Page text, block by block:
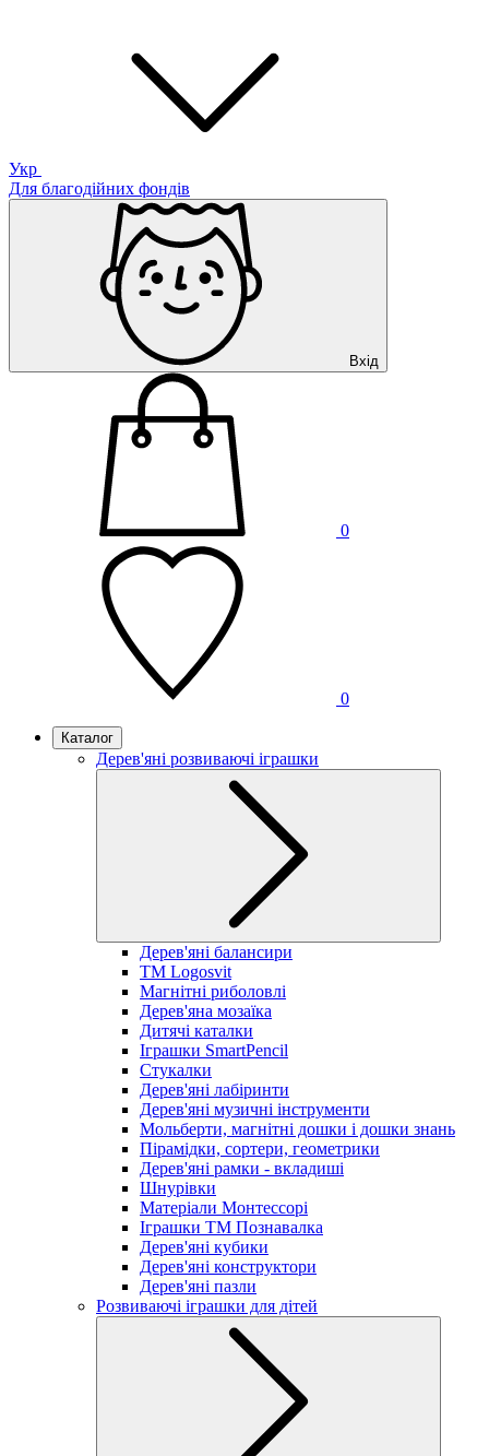
Укр
Для благодійних фондів
Вхід
0
0
Каталог
Дерев'яні розвиваючі іграшки
Дерев'яні балансири
TM Logosvit
Магнітні риболовлі
Дерев'яна мозаїка
Дитячі каталки
Іграшки SmartPencil
Стукалки
Дерев'яні лабіринти
Дерев'яні музичні інструменти
Мольберти, магнітні дошки і дошки знань
Пірамідки, сортери, геометрики
Дерев'яні рамки - вкладиші
Шнурівки
Матеріали Монтессорі
Іграшки ТМ Познавалка
Дерев'яні кубики
Дерев'яні конструктори
Дерев'яні пазли
Розвиваючі іграшки для дітей